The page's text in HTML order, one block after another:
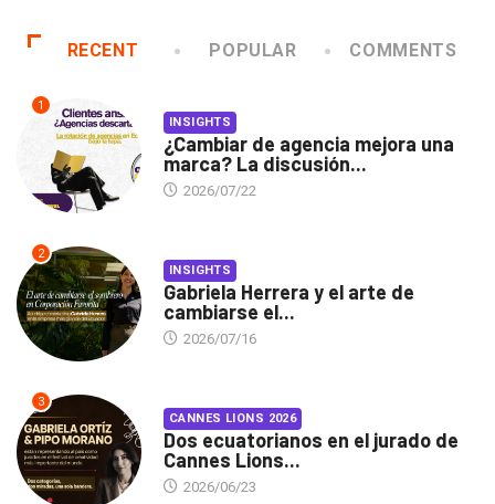
RECENT POPULAR COMMENTS
1
INSIGHTS
¿Cambiar de agencia mejora una
marca? La discusión...
2026/07/22
2
INSIGHTS
Gabriela Herrera y el arte de
cambiarse el...
2026/07/16
3
CANNES LIONS 2026
Dos ecuatorianos en el jurado de
Cannes Lions...
2026/06/23